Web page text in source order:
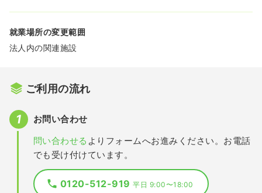
就業場所の変更範囲
法人内の関連施設
ご利用の流れ
お問い合わせ
問い合わせる よりフォームへお進みください。お電話
でも受け付けています。
0120-512-919平日 9:00〜18:00